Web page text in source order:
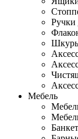
Ручки
Мебель